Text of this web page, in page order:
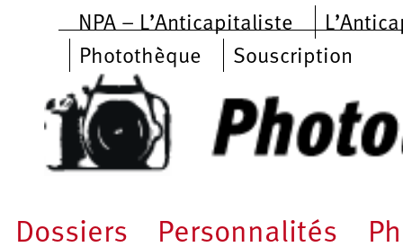
Aller au contenu principal
NPA – L’Anticapitaliste
Photothèque
Souscription
Dossiers Personnalités